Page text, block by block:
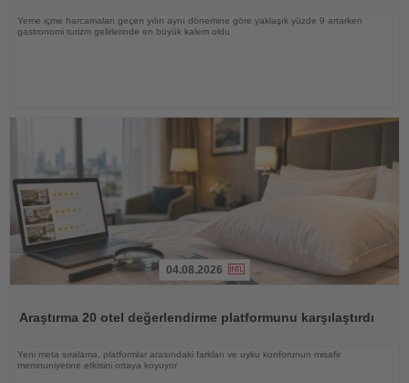
Yeme içme harcamaları geçen yılın aynı dönemine göre yaklaşık yüzde 9 artarken
gastronomi turizm gelirlerinde en büyük kalem oldu
04.08.2026
Araştırma 20 otel değerlendirme platformunu karşılaştırdı
Yeni meta sıralama, platformlar arasındaki farkları ve uyku konforunun misafir
memnuniyetine etkisini ortaya koyuyor